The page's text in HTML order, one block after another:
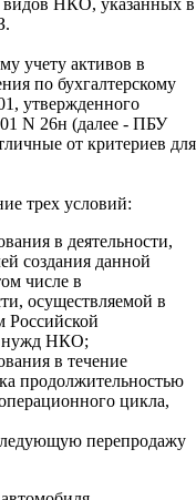
учету активов в
по бухгалтерскому
утвержденного
N 26н (далее - ПБУ
от критериев для
трех условий:
в деятельности,
создания данной
числе в
осуществляемой в
Российской
нужд НКО;
в течение
продолжительностью
цикла,
перепродажу